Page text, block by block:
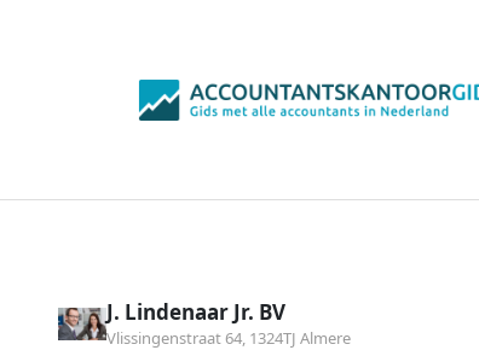
J. Lindenaar Jr. BV
Vlissingenstraat 64, 1324TJ Almere